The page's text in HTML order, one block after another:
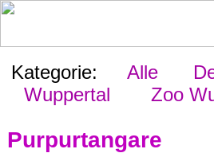
Kategorie: Alle
Wuppertal
Zoo
Purpurtangare